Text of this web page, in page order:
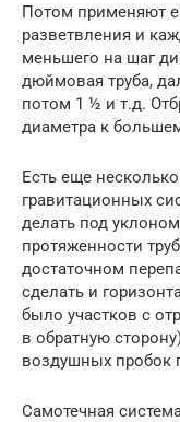
Потом применяют
разветвления и
меньшего на шаг
дюймовая труба,
потом 1 ½ и т.д.
диаметра к
Есть еще
гравитационных
делать под
протяженности
достаточном
сделать и
было участков с
в обратную
воздушных пробок
Самотечная